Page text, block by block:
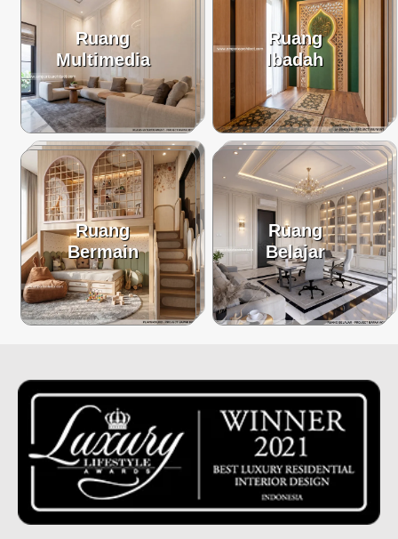
Ruang
Multimedia
Ruang
Ibadah
Ruang
Bermain
Ruang
Belajar